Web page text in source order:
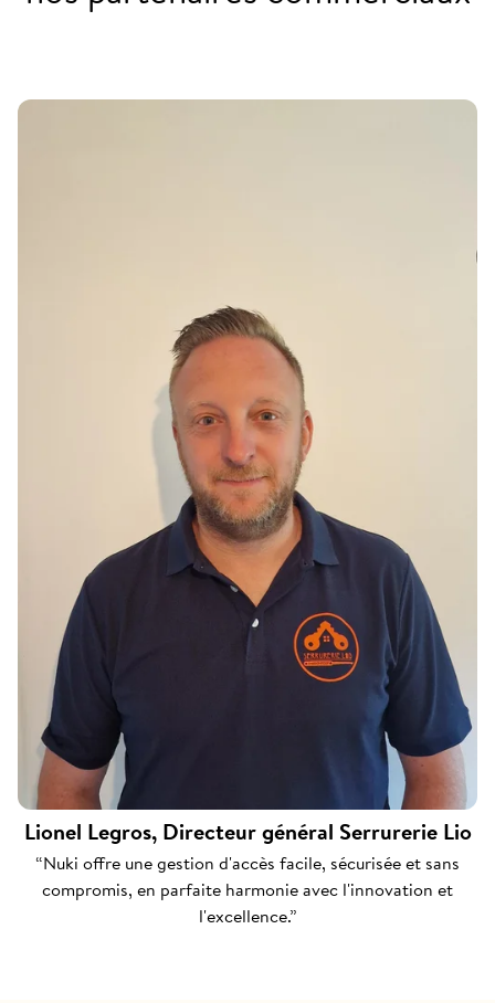
Lionel Legros, Directeur général Serrurerie Lio
“Nuki offre une gestion d'accès facile, sécurisée et sans
compromis, en parfaite harmonie avec l'innovation et
l'excellence.”